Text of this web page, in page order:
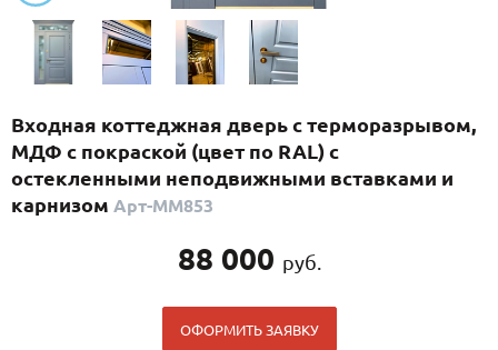
С реечным дизайном (29)
ПО НАЗНАЧЕНИЮ
ПО КОНСТРУКЦИИ
Популярные двери
Входная коттеджная дверь с терморазрывом,
МДФ с покраской (цвет по RAL) с
остекленными неподвижными вставками и
карнизом Арт-ММ853
88 000 руб.
ОФОРМИТЬ ЗАЯВКУ